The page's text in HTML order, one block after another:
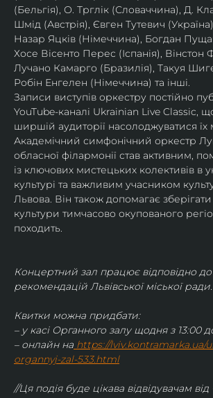
(Бельгія), О. Трглік (Словаччина), Д.
Шмід (Австрія), Євген Тутевич
Назар Яцків (Німеччина), Богдан
Хосе Вісенто Перес (Іспанія),
Лучано Камарго (Бразилія), Такуя
Робін Енгелен (Німеччина) та інші.
Записи виступів оркестру постійно
YouTube-каналі Ukrainian Live Classic,
ширшій аудиторії насолоджуватися
Академічний симфонічний оркестр
обласної філармонії став активним,
із ключових мистецьких колективів в
культурі та важливим учасником
Львова. Він також допомагає
культури тимчасово окупованого
походить.
Концертний зал працює відповідно
рекомендацій Львівської міської ради.
Квитки можна придбати:
– у касі Органного залу щодня з 13:00
– онлайн на https://lviv.kontramarka.ua/
organnyj-zal-533.html
//Ця подія буде цікава відвідувачам від